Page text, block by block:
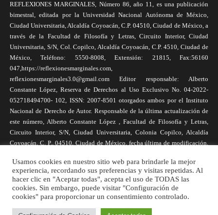
REFLEXIONES MARGINALES, Número 86, año 11, es una publicación
bimestral, editada por la Universidad Nacional Autónoma de México,
Ciudad Universitaria, Alcaldía Coyoacán, C.P. 04510, Ciudad de México, a
través de la Facultad de Filosofía y Letras, Circuito Interior, Ciudad
Universitaria, S/N, Col. Copilco, Alcaldía Coyoacán, C.P. 4510, Ciudad de
México, Teléfono: 5550-8008, Extensión: 21815, Fax:56160
047,https://reflexionesmarginales.com,
reflexionesmarginales3.0@gmail.com Editor responsable: Alberto
Constante López, Reserva de Derechos al Uso Exclusivo No. 04-2022-
052718494700- 102, ISSN: 2007-8501 otorgados ambos por el Instituto
Nacional de Derecho de Autor. Responsable de la última actualización de
este número, Alberto Constante López , Facultad de Filosofía y Letras,
Circuito Interior, S/N, Ciudad Universitaria, Colonia Copilco, Alcaldía
Coyoacán, C. P., 04510, Ciudad de México, fecha última de modificación,
necesariamente reflejan la postura de la revista, ni de Universidad Nacional
Autónoma de México. Los autores son responsables de los contenidos de
sus artículos. Se autoriza la reproducción total o parcial de los textos aquí
publicados siempre y cuando se cite la fuente completa y la dirección
electrónica de la publicación.
Usamos cookies en nuestro sitio web para brindarle la mejor
experiencia, recordando sus preferencias y visitas repetidas. Al
hacer clic en "Aceptar todas", acepta el uso de TODAS las
cookies. Sin embargo, puede visitar "Configuración de
cookies" para proporcionar un consentimiento controlado.